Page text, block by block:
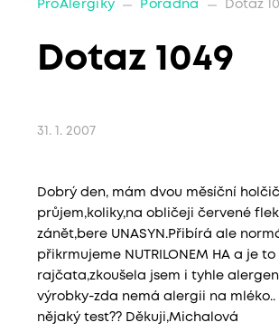
ProAlergiky Poradna Dotaz
Dotaz 1049
31. 1. 2007
Dobrý den, mám dvou měsíční
průjem,koliky,na obličeji červené
zánět,bere UNASYN.Přibírá ale
přikrmujeme NUTRILONEM HA a je
rajčata,zkoušela jsem i tyhle
výrobky-zda nemá alergii na
nějaký test?? Děkuji,Michalová